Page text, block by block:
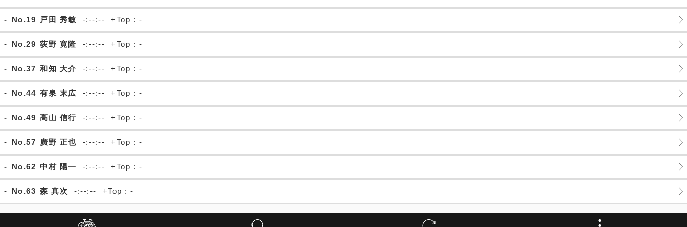
- No.19 戸田 秀敏 -:--:-- +Top : -
- No.29 荻野 寛隆 -:--:-- +Top : -
- No.37 和知 大介 -:--:-- +Top : -
- No.44 有泉 末広 -:--:-- +Top : -
- No.49 高山 信行 -:--:-- +Top : -
- No.57 廣野 正也 -:--:-- +Top : -
- No.62 中村 陽一 -:--:-- +Top : -
- No.63 森 真次 -:--:-- +Top : -